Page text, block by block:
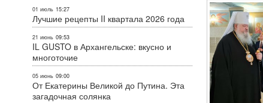
01 июль 15:27
Лучшие рецепты II квартала 2026 года
21 июнь 09:53
IL GUSTO в Архангельске: вкусно и
многоточие
05 июнь 09:00
От Екатерины Великой до Путина. Эта
загадочная солянка